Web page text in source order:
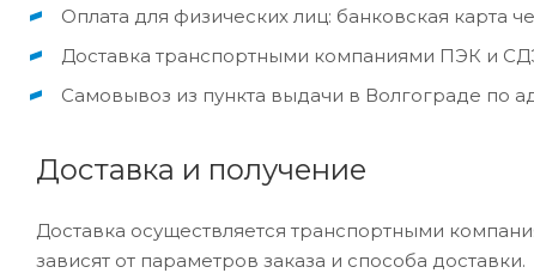
Оплата для физических лиц: банковская
Доставка транспортными компаниями ПЭК и
Самовывоз из пункта выдачи в Волгограде по
Доставка и получение
Доставка осуществляется транспортными
зависят от параметров заказа и способа доставки.